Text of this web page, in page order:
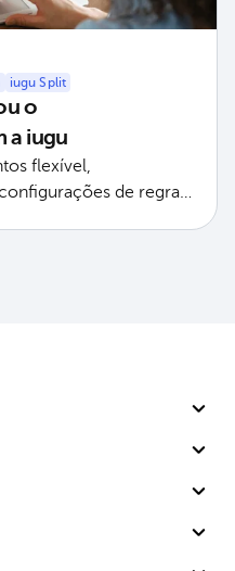
iugu Split
o
a iugu
flexível,
de regras